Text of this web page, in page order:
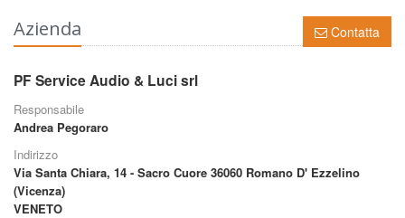
Contatta
Azienda
PF Service Audio & Luci srl
Responsabile
Andrea Pegoraro
Indirizzo
Via Santa Chiara, 14 - Sacro Cuore 36060 Romano D' Ezzelino
(Vicenza)
VENETO